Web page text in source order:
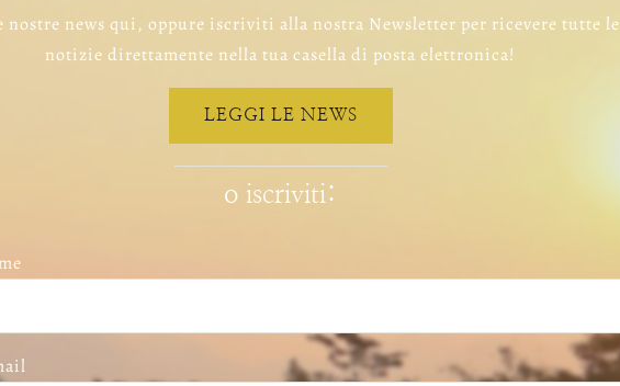
nostre news qui, oppure iscriviti alla nostra Newsletter per ricevere tutte le
notizie direttamente nella tua casella di posta elettronica!
LEGGI LE NEWS
o iscriviti: